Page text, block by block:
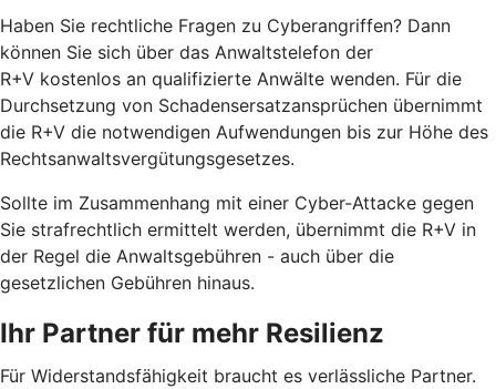
Haben Sie rechtliche Fragen zu Cyberangriffen? Dann
können Sie sich über das Anwaltstelefon der
R+V kostenlos an qualifizierte Anwälte wenden. Für die
Durchsetzung von Schadensersatzansprüchen übernimmt
die R+V die notwendigen Aufwendungen bis zur Höhe des
Rechtsanwaltsvergütungsgesetzes.
Sollte im Zusammenhang mit einer Cyber-Attacke gegen
Sie strafrechtlich ermittelt werden, übernimmt die R+V in
der Regel die Anwaltsgebühren - auch über die
gesetzlichen Gebühren hinaus.
Ihr Partner für mehr Resilienz
Für Widerstandsfähigkeit braucht es verlässliche Partner.